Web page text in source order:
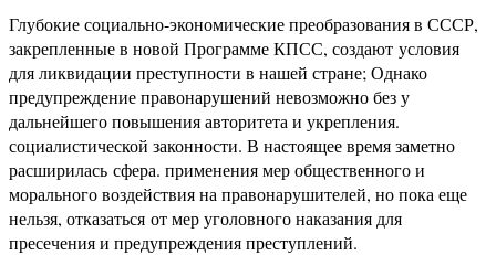
Глубокие социально-экономические преобразования в СССР,
закрепленные в новой Программе КПСС, создают условия
для ликвидации преступности в нашей стране; Однако
предупреждение правонарушений невозможно без у
дальнейшего повышения авторитета и укрепления.
социалистической законности. В настоящее время заметно
расширилась сфера. применения мер общественного и
морального воздействия на правонарушителей, но пока еще
нельзя, отказаться от мер уголовного наказания для
пресечения и предупреждения преступлений.